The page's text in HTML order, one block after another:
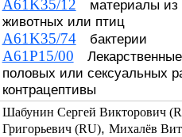
A61K35/12 материалы из
животных или птиц
A61K35/74бактерии
A61P15/00
половых или сексуальных
контрацептивы
Шабунин Сергей Викторович
Григорьевич (RU), Михалёв